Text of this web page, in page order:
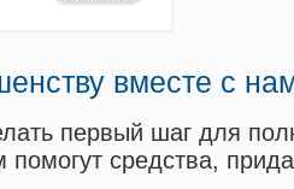
вместе с
первый шаг для
помогут средства,